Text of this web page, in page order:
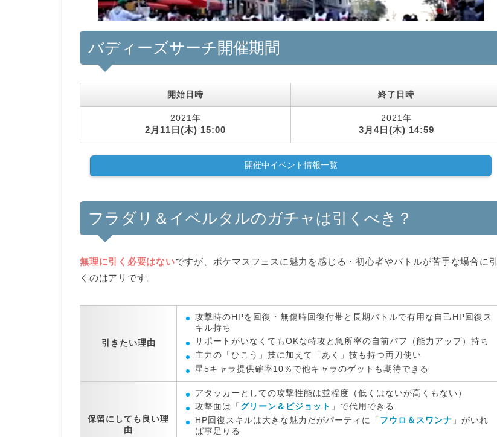
バディーズサーチ開催期間
開始日時 終了日時
2021年
2月11日(木) 15:00
2021年
3月4日(木) 14:59
開催中イベント情報一覧
フラダリ＆イベルタルのガチャは引くべき？
無理に引く必要はないですが、ポケマスフェスに魅力を感じる・初心者やバトルが苦手な場合に引
くのはアリです。
引きたい理由
攻撃時のHPを回復・無傷時回復付帯と長期バトルで有用な自己HP回復ス
キル持ち
サポートがいなくてもOKな特攻と急所率の自前バフ（能力アップ）持ち
主力の「ひこう」技に加えて
「あく」技も持つ両刀使い
星5キャラ提供確率10％ で他キャラのゲットも期待できる
保留にしても良い理
由
アタッカーとしての攻撃性能は並程度 （低くはないが高くもない）
攻撃面は
「 グリーン＆ピジョット 」で代用 できる
HP回復スキルは大きな魅力だがパーティに「 フウロ＆スワンナ 」がいれ
ば事足りる